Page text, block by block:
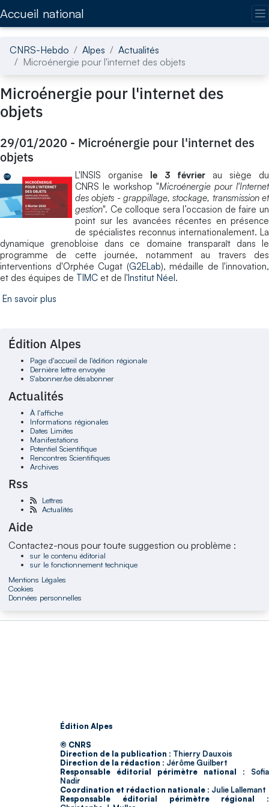
Accueil national
CNRS-Hebdo Alpes
Actualités
Microénergie pour l'internet des objets
Microénergie pour l'internet des
objets
29/01/2020 - Microénergie pour l'internet des
objets
L'INSIS organise le 3 février au siège du
CNRS le workshop "Microénergie pour l'Internet
des objets - grappillage, stockage, transmission et
gestion". Ce colloque sera l’occasion de faire un
point sur les avancées récentes en présence
de spécialistes reconnus internationalement. La
dynamique grenobloise dans ce domaine transparaît dans le
programme de cette journée, notamment au travers des
interventions d'Orphée Cugat (G2ELab), médaille de l'innovation,
et des équipes de TIMC et de l'Institut Néel.
En savoir plus
Édition Alpes
Page d'accueil de l'édition régionale
Dernière lettre envoyée
S'abonner/se désabonner
Actualités
À l'affiche
Informations régionales
Dates Limites
Manifestations
Potentiel Scientifique
Rencontres Scientifiques
Archives
Rss
Lettres
Actualités
Aide
Contactez-nous pour toute suggestion ou problème :
sur le contenu éditorial
sur le fonctionnement technique
Mentions Légales
Cookies
Données personnelles
Édition Alpes
© CNRS
Direction de la publication : Thierry Dauxois
Direction de la rédaction : Jérôme Guilbert
Responsable éditorial périmètre national : Sofia
Nadir
Coordination et rédaction nationale : Julie Lallemant
Responsable éditorial périmètre régional :